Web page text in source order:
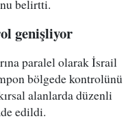
belirtti.
genişliyor
paralel olarak İsrail
bölgede kontrolünü
alanlarda düzenli
edildi.